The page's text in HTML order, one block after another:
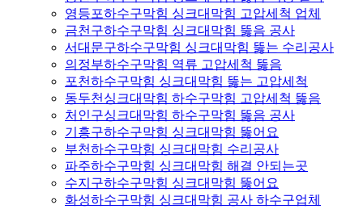
영등포하수구막힘 싱크대막힘 고압세척 업체
금천구하수구막힘 싱크대막힘 뚫음 공사
서대문구하수구막힘 싱크대막힘 뚫는 수리공사
의정부하수구막힘 역류 고압세척 뚫음
포천하수구막힘 싱크대막힘 뚫는 고압세척
동두천싱크대막힘 하수구막힘 고압세척 뚫음
처인구싱크대막힘 하수구막힘 뚫음 공사
기흥구하수구막힘 싱크대막힘 뚫어요
부천하수구막힘 싱크대막힘 수리공사
파주하수구막힘 싱크대막힘 해결 안되는곳
수지구하수구막힘 싱크대막힘 뚫어요
화성하수구막힘 싱크대막힘 공사 하수구업체